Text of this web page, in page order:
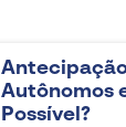
Autônomos
Possível?